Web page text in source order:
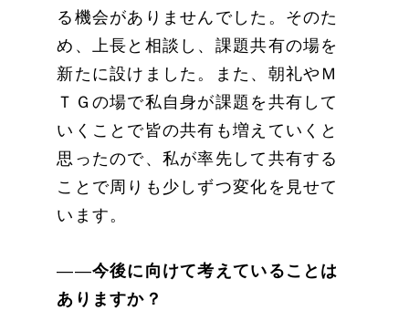
る機会がありませんでした。そのた
め、上長と相談し、課題共有の場を
新たに設けました。また、朝礼やＭ
ＴＧの場で私自身が課題を共有して
いくことで皆の共有も増えていくと
思ったので、私が率先して共有する
ことで周りも少しずつ変化を見せて
います。
――今後に向けて考えていることは
ありますか？